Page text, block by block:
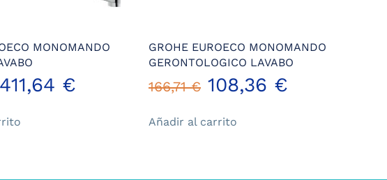
MONOMANDO
El
precio
411,64 €
GROHE EUROECO MONOMANDO
GERONTOLOGICO LAVABO
166,71€ El
precio
108,36 €
Añadir al carrito